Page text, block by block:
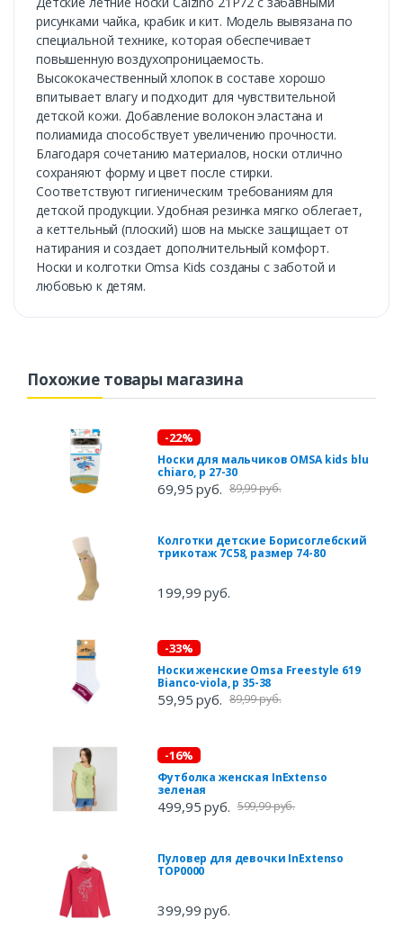
рисунками чайка, крабик и кит. Модель вывязана по
специальной технике, которая обеспечивает
повышенную воздухопроницаемость.
Высококачественный хлопок в составе хорошо
впитывает влагу и подходит для чувствительной
детской кожи. Добавление волокон эластана и
полиамида способствует увеличению прочности.
Благодаря сочетанию материалов, носки отлично
сохраняют форму и цвет после стирки.
Соответствуют гигиеническим требованиям для
детской продукции. Удобная резинка мягко облегает,
а кеттельный (плоский) шов на мыске защищает от
натирания и создает дополнительный комфорт.
Носки и колготки Omsa Kids созданы с заботой и
любовью к детям.
Похожие товары магазина
-22%
Носки для мальчиков OMSA kids blu
chiaro, р 27-30
69,95 руб. 89,99 руб.
Колготки детские Борисоглебский
трикотаж 7С58, размер 74-80
199,99 руб.
-33%
Носки женские Omsa Freestyle 619
Bianco-viola, р 35-38
59,95 руб. 89,99 руб.
-16%
Футболка женская InExtenso
зеленая
499,95 руб. 599,99 руб.
Пуловер для девочки InExtenso
TOP0000
399,99 руб.